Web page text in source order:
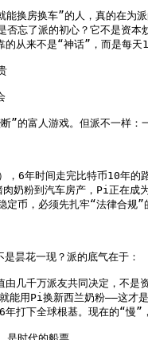
换房换车”的人，真的在为
忘了派的初心？它不是资
从来不是“神话”，而是每
”的富人游戏。但派不一样
6年时间走完比特币10年的
奶粉到汽车房产，Pi正在成
币，必须先扎牢“法律合规
昙花一现？派的底气在于：
几千万派友共同决定，不是
能用Pi换新西兰奶粉——这才
打下全球根基。现在的“慢